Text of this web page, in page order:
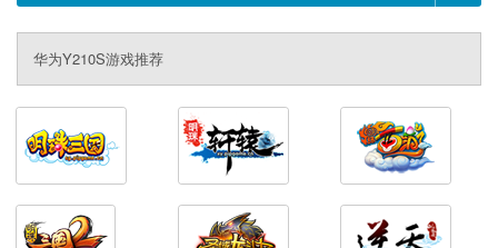
华为Y210S游戏推荐